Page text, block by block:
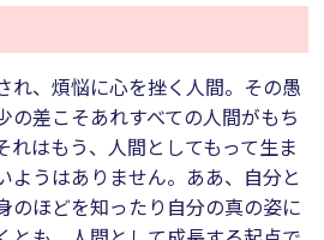
れ、煩悩に心を挫く人間。その愚
の差こそあれすべての人間がもち
れはもう、人間としてもって生ま
ようはありません。ああ、自分と
ほどを知ったり自分の真の姿に